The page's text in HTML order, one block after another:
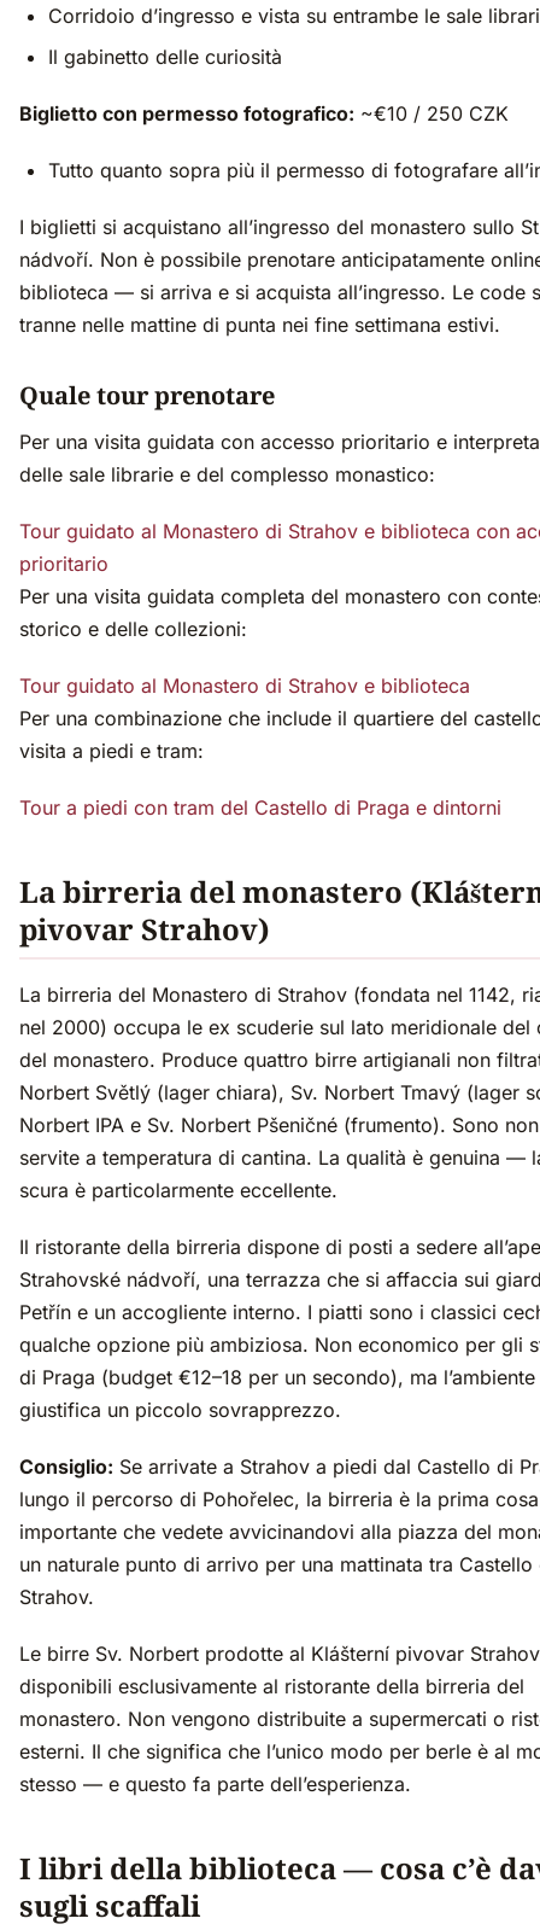
Corridoio d’ingresso e vista su entrambe le sale
Il gabinetto delle curiosità
Biglietto con permesso fotografico: ~€10 / 250 CZK
Tutto quanto sopra più il permesso di fotografare
I biglietti si acquistano all’ingresso del monastero sullo
nádvoří. Non è possibile prenotare anticipatamente
biblioteca — si arriva e si acquista all’ingresso. Le code
tranne nelle mattine di punta nei fine settimana estivi.
Quale tour prenotare
Per una visita guidata con accesso prioritario e
delle sale librarie e del complesso monastico:
Tour guidato al Monastero di Strahov e biblioteca con
prioritario
Per una visita guidata completa del monastero con
storico e delle collezioni:
Tour guidato al Monastero di Strahov e biblioteca
Per una combinazione che include il quartiere del
visita a piedi e tram:
Tour a piedi con tram del Castello di Praga e dintorni
La birreria del monastero
pivovar Strahov)
La birreria del Monastero di Strahov (fondata nel 1142,
nel 2000) occupa le ex scuderie sul lato meridionale del
del monastero. Produce quattro birre artigianali non
Norbert Světlý (lager chiara), Sv. Norbert Tmavý (lager
Norbert IPA e Sv. Norbert Pšeničné (frumento). Sono
servite a temperatura di cantina. La qualità è genuina —
scura è particolarmente eccellente.
Il ristorante della birreria dispone di posti a sedere
Strahovské nádvoří, una terrazza che si affaccia sui
Petřín e un accogliente interno. I piatti sono i classici
qualche opzione più ambiziosa. Non economico per gli
di Praga (budget €12–18 per un secondo), ma l’ambiente
giustifica un piccolo sovrapprezzo.
Consiglio: Se arrivate a Strahov a piedi dal Castello di
lungo il percorso di Pohořelec, la birreria è la prima cosa
importante che vedete avvicinandovi alla piazza del
un naturale punto di arrivo per una mattinata tra Castello
Strahov.
Le birre Sv. Norbert prodotte al Klášterní pivovar
disponibili esclusivamente al ristorante della birreria del
monastero. Non vengono distribuite a supermercati o
esterni. Il che significa che l’unico modo per berle è al
stesso — e questo fa parte dell’esperienza.
I libri della biblioteca — cosa c’è
sugli scaffali